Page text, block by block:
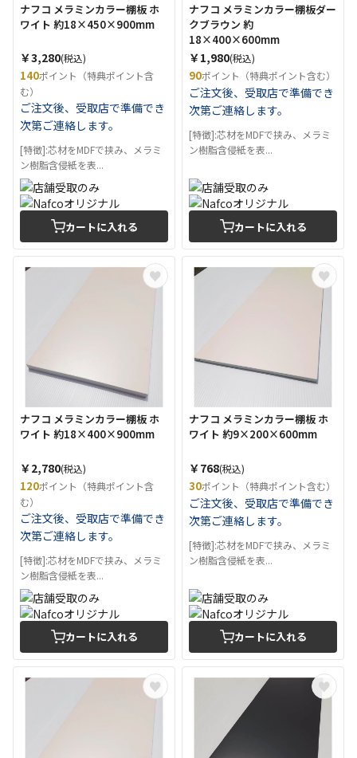
ナフコ メラミンカラー棚板 ホ
ワイト 約18×450×900mm
￥3,280(税込)
140ポイント（特典ポイント含
む）
ご注文後、受取店で準備でき
次第ご連絡します。
[特徴]:芯材をMDFで挟み、メラミ
ン樹脂含侵紙を表...
カートに入れる
ナフコ メラミンカラー棚板ダー
クブラウン 約
18×400×600mm
￥1,980(税込)
90ポイント（特典ポイント含む）
ご注文後、受取店で準備でき
次第ご連絡します。
[特徴]:芯材をMDFで挟み、メラミ
ン樹脂含侵紙を表...
カートに入れる
ナフコ メラミンカラー棚板 ホ
ワイト 約18×400×900mm
￥2,780(税込)
120ポイント（特典ポイント含
む）
ご注文後、受取店で準備でき
次第ご連絡します。
[特徴]:芯材をMDFで挟み、メラミ
ン樹脂含侵紙を表...
カートに入れる
ナフコ メラミンカラー棚板 ホ
ワイト 約9×200×600mm
￥768(税込)
30ポイント（特典ポイント含む）
ご注文後、受取店で準備でき
次第ご連絡します。
[特徴]:芯材をMDFで挟み、メラミ
ン樹脂含侵紙を表...
カートに入れる